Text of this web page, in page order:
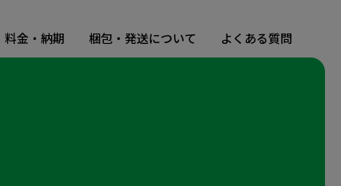
料金・納期 梱包・発送について よくある質問